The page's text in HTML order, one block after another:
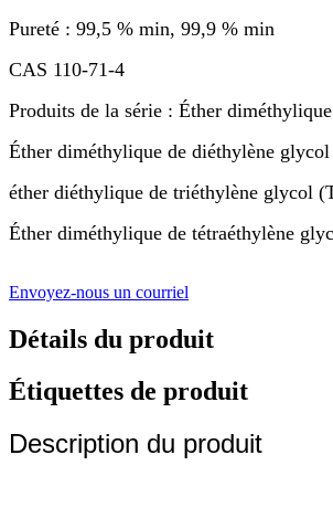
Pureté : 99,5 % min, 99,9 % min
CAS 110-71-4
Produits de la série : Éther
Éther diméthylique de diéthylène
éther diéthylique de triéthylène glycol
Éther diméthylique de tétraéthylène
Envoyez-nous un courriel
Détails du produit
Étiquettes de produit
Description du produit